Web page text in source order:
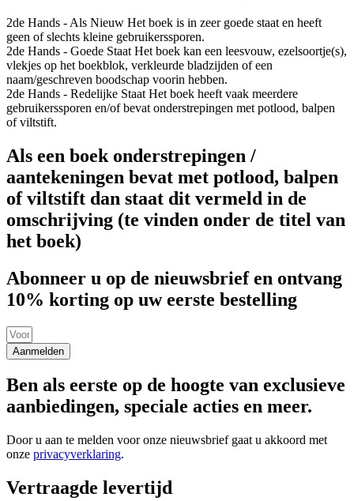
2de Hands - Als Nieuw Het boek is in zeer goede staat en heeft
geen of slechts kleine gebruikerssporen.
2de Hands - Goede Staat Het boek kan een leesvouw, ezelsoortje(s),
vlekjes op het boekblok, verkleurde bladzijden of een
naam/geschreven boodschap voorin hebben.
2de Hands - Redelijke Staat Het boek heeft vaak meerdere
gebruikerssporen en/of bevat onderstrepingen met potlood, balpen
of viltstift.
Als een boek onderstrepingen /
aantekeningen bevat met potlood, balpen
of viltstift dan staat dit vermeld in de
omschrijving (te vinden onder de titel van
het boek)
Abonneer u op de nieuwsbrief en ontvang
10% korting op uw eerste bestelling
Aanmelden
Ben als eerste op de hoogte van exclusieve
aanbiedingen, speciale acties en meer.
Door u aan te melden voor onze nieuwsbrief gaat u akkoord met
onze privacyverklaring.
Vertraagde levertijd